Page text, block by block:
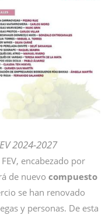
2024-2027
encabezado por
de nuevo compuesto
se han renovado
y personas. De esta